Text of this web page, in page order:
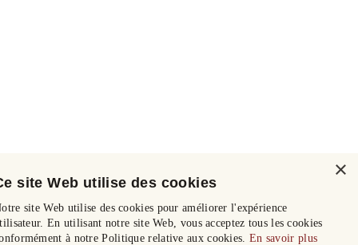
×
site Web utilise des cookies
site Web utilise des cookies pour améliorer l'expérience
En utilisant notre site Web, vous acceptez tous les cookies
à notre Politique relative aux cookies. En savoir plus